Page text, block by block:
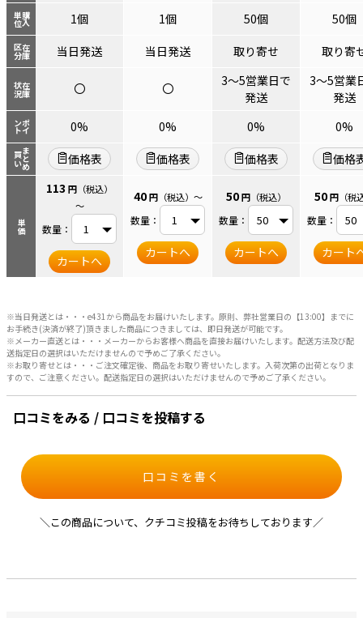
購入
単位
在庫
区分
在庫
状況
ポイ
ント
まとめ
買い
単価
1個
1個 50個
50個
当日発送
当日発送 取り寄せ 取り寄
〇 〇
3～5営業日で
発送
3～5営業
発送
0%
0% 0%
0%
価格表
価格表 価格表
価格
113 円 （税込）
～
数量：
カートへ
40 円（税込） ～
数量：
カートへ
50円 （税込）
数量：
カートへ
50円 （税
数量：
カート
※当日発送とは・・・e431から商品をお届けいたします。原則、弊社営業日の【13:00】までに
お手続き(決済が終了)頂きました商品につきましては、即日発送が可能です。
※メーカー直送とは・・・メーカーからお客様へ商品を直接お届けいたします。配送方法及び配
送指定日の選択はいただけませんので予めご了承ください。
※お取り寄せとは・・・ご注文確定後、商品をお取り寄せいたします。入荷次第の出荷となりま
すので、ご注意ください。配送指定日の選択はいただけませんので予めご了承ください。
口コミをみる / 口コミを投稿する
口コミを書く
＼この商品について、クチコミ投稿をお待ちしております／